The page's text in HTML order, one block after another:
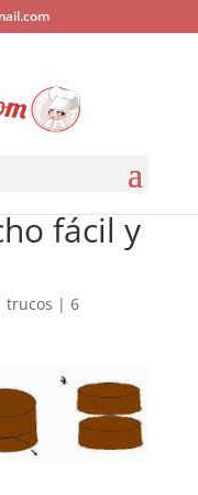
fácil y
trucos | 6